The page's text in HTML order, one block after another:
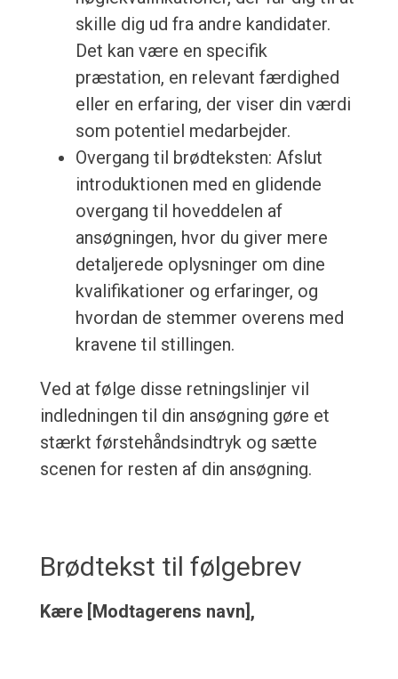
skille dig ud fra andre kandidater.
Det kan være en specifik
præstation, en relevant færdighed
eller en erfaring, der viser din værdi
som potentiel medarbejder.
Overgang til brødteksten: Afslut
introduktionen med en glidende
overgang til hoveddelen af
ansøgningen, hvor du giver mere
detaljerede oplysninger om dine
kvalifikationer og erfaringer, og
hvordan de stemmer overens med
kravene til stillingen.
Ved at følge disse retningslinjer vil
indledningen til din ansøgning gøre et
stærkt førstehåndsindtryk og sætte
scenen for resten af din ansøgning.
Brødtekst til følgebrev
Kære [Modtagerens navn],